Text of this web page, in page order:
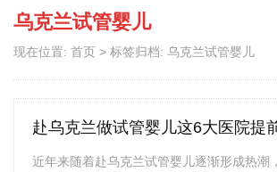
乌克兰试管婴儿
现在位置: 首页 > 标签归档: 乌克兰试管婴儿
赴乌克兰做试管婴儿这6大医院提
近年来随着赴乌克兰试管婴儿逐渐形成热潮